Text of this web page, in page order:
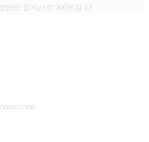
탄면 장지산로 200번길 13